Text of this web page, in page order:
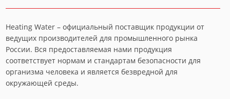
Heating Water – официальный поставщик продукции от
ведущих производителей для промышленного рынка
России. Вся предоставляемая нами продукция
соответствует нормам и стандартам безопасности для
организма человека и является безвредной для
окружающей среды.